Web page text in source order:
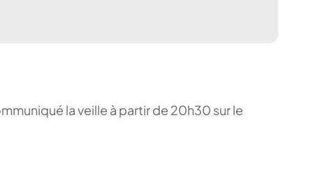
la veille à partir de 20h30 sur le